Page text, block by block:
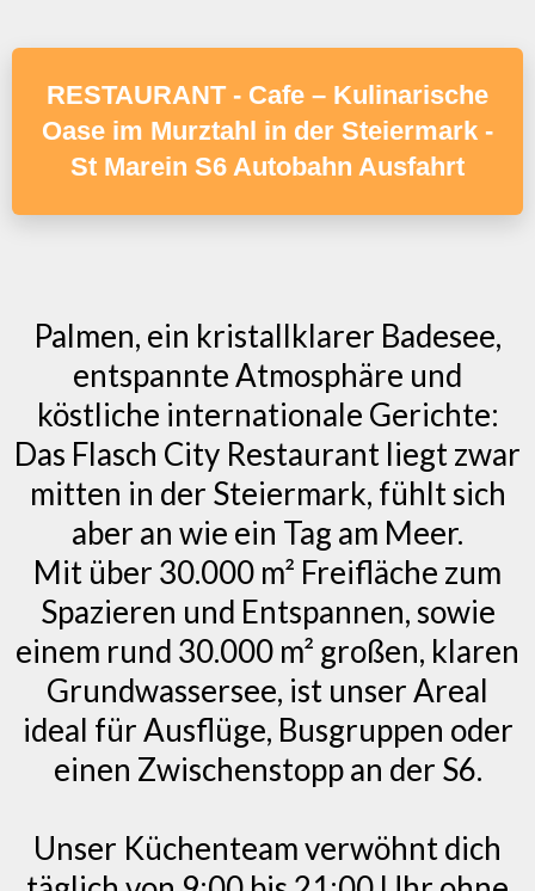
RESTAURANT - Cafe – Kulinarische
Oase im Murztahl in der Steiermark -
St Marein S6 Autobahn Ausfahrt
Palmen, ein kristallklarer Badesee,
entspannte Atmosphäre und
köstliche internationale Gerichte:
Das Flasch City Restaurant liegt zwar
mitten in der Steiermark, fühlt sich
aber an wie ein Tag am Meer.
Mit über 30.000 m² Freifläche zum
Spazieren und Entspannen, sowie
einem rund 30.000 m² großen, klaren
Grundwassersee, ist unser Areal
ideal für Ausflüge, Busgruppen oder
einen Zwischenstopp an der S6.
Unser Küchenteam verwöhnt dich